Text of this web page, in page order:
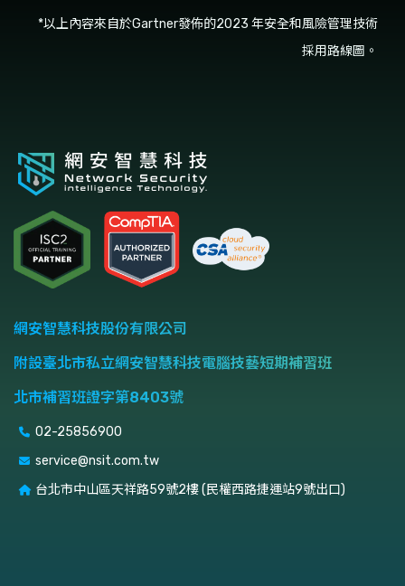
*以上內容來自於Gartner發佈的2023 年安全和風險管理技術
採用路線圖。
網安智慧科技股份有限公司
附設臺北市私立網安智慧科技電腦技藝短期補習班
北市補習班證字第8403號
02-25856900
service@nsit.com.tw
台北市中山區天祥路59號2樓 (民權西路捷運站9號出口)